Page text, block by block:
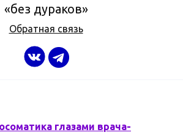
«без дураков»
Обратная связь
глазами врача-